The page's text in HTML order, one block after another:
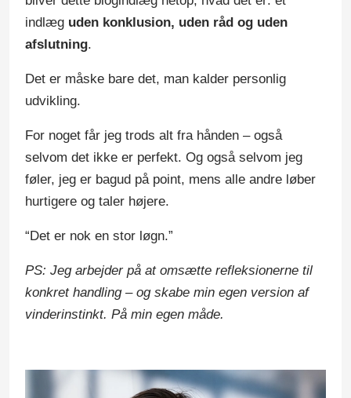
indlæg uden konklusion, uden råd og uden
afslutning.
Det er måske bare det, man kalder personlig
udvikling.
For noget får jeg trods alt fra hånden – også
selvom det ikke er perfekt. Og også selvom jeg
føler, jeg er bagud på point, mens alle andre løber
hurtigere og taler højere.
“Det er nok en stor løgn.”
PS: Jeg arbejder på at omsætte refleksionerne til
konkret handling – og skabe min egen version af
vinderinstinkt. På min egen måde.